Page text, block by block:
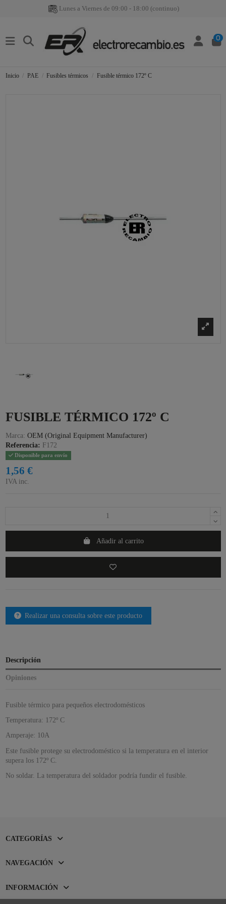
Lunes a Viernes de 09:00 - 18:00 (continuo)
0
Inicio PAE Fusibles térmicos Fusible térmico 172º C
FUSIBLE TÉRMICO 172º C
Marca: OEM (Original Equipment Manufacturer)
Referencia: F172
Disponible para envío
1,56 €
IVA inc.
Añadir al carrito
Realizar una consulta sobre este producto
Descripción
Opiniones
Fusible térmico para pequeños electrodomésticos
Temperatura: 172º C
Amperaje: 10A
Este fusible protege su electrodoméstico si la temperatura en el interior
supera los 172º C.
No soldar. La temperatura del soldador podría fundir el fusible.
CATEGORÍAS
NAVEGACIÓN
INFORMACIÓN